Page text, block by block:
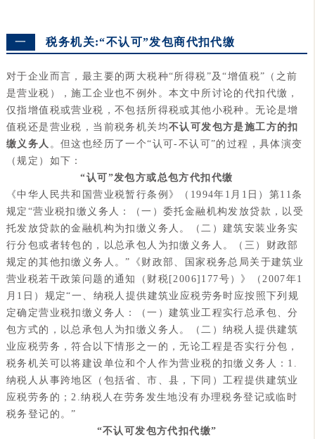
一 税务机关:“不认可”发包商代扣代缴
对于企业而言，最主要的两大税种“所得税”及“增值税”（之前
是营业税），施工企业也不例外。本文中所讨论的代扣代缴，
仅指增值税或营业税，不包括所得税或其他小税种。无论是增
值税还是营业税，当前税务机关均不认可发包方是施工方的扣
缴义务人 。但这也经历了一个“认可-不认可”的过程，具体演变
（规定）如下：
“认可”发包方或总包方代扣代缴
《中华人民共和国营业税暂行条例》（1994年1月1日）第11条
规定“营业税扣缴义务人：（一）委托金融机构发放贷款，以受
托发放贷款的金融机构为扣缴义务人。（二）建筑安装业务实
行分包或者转包的，以总承包人为扣缴义务人。（三）财政部
规定的其他扣缴义务人。”
《财政部、国家税务总局关于建筑业
营业税若干政策问题的通知（财税[2006]177号）》（2007年1
月1日）规定“一、纳税人提供建筑业应税劳务时应按照下列规
定确定营业税扣缴义务人：（一）建筑业工程实行总承包、分
包方式的，以总承包人为扣缴义务人。（二）纳税人提供建筑
业应税劳务，符合以下情形之一的，无论工程是否实行分包，
税务机关可以将建设单位和个人作为营业税的扣缴义务人：1.
纳税人从事跨地区（包括省、市、县，下同）工程提供建筑业
应税劳务的；2.纳税人在劳务发生地没有办理税务登记或临时
税务登记的。”
“不认可发包方代扣代缴”